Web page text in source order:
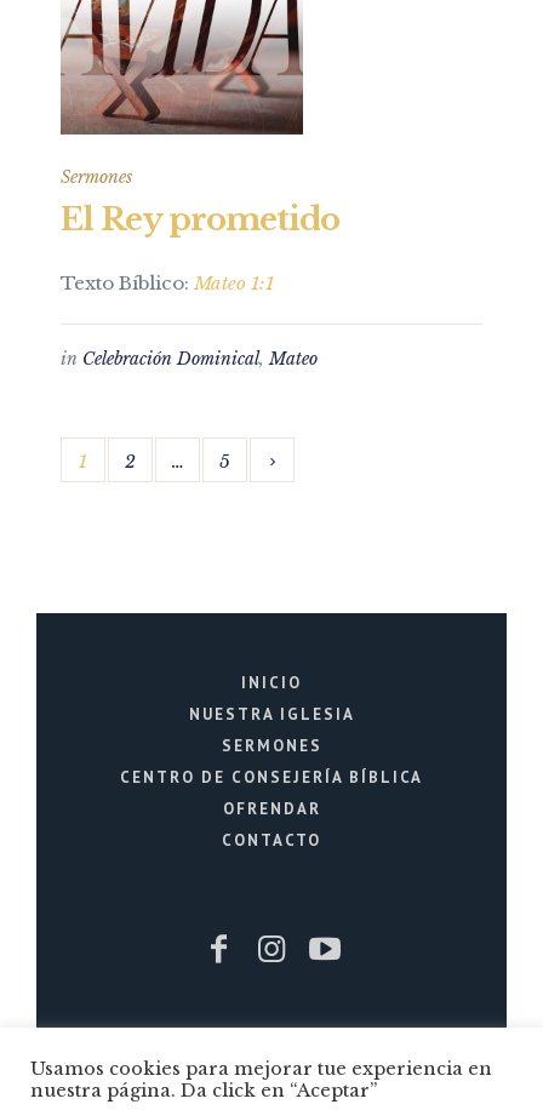
Sermones
El Rey prometido
Texto Bíblico:Mateo 1:1
in Celebración Dominical,Mateo
1 2 … 5
INICIO
NUESTRA IGLESIA
SERMONES
CENTRO DE CONSEJERÍA BÍBLICA
OFRENDAR
CONTACTO
los Derechos Reservados / Quito - Ecuador
Usamos cookies para mejorar tue experiencia en
nuestra página. Da click en “Aceptar”